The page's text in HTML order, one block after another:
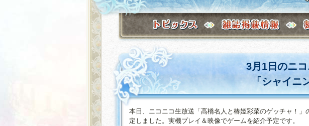
3月1日のニ
「シャイニ
本日、ニコニコ生放送「高橋名人と椿姫彩菜のゲッチャ！
定しました。実機プレイ＆映像でゲームを紹介予定です。